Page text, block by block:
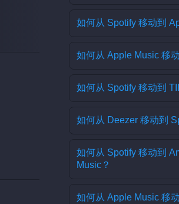
如何从 Spotify 移动到
如何从 Apple Music 移
如何从 Spotify 移动到
如何从 Deezer 移动到
如何从 Spotify 移动到
Music？
如何从 Apple Music 移